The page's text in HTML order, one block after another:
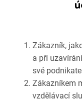
Zákazník,
a při
své
Zákazníkem
vzdělávací